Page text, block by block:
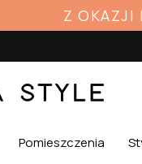
Z OKAZJI
Pomieszczenia